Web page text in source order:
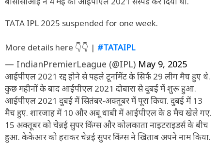
TATA IPL 2025 suspended for one week.
More details here 👇👇 | #TATAIPL
— IndianPremierLeague (@IPL) May 9, 2025
आईपीएल 2021 रद्द होने से पहले टूर्नामेंट के सिर्फ 29 लीग मैच हुए थे.
कुछ महीनों के बाद आईपीएल 2021 दोबारा से दुबई में शुरू हुआ.
आईपीएल 2021 दुबई में सितंबर-अक्तूबर में पूरा किया. दुबई में 13
मैच हुए. शारजाह में 10 और अबू धाबी में आईपीएल के 8 मैच खेले गए.
15 अक्तूबर को चेन्नई सुपर किंग्स और कोलकाता नाइटराइडर्स के बीच
हुआ. केकेआर को हराकर चेन्नई सुपर किंग्स ने खिताब अपने नाम किया.